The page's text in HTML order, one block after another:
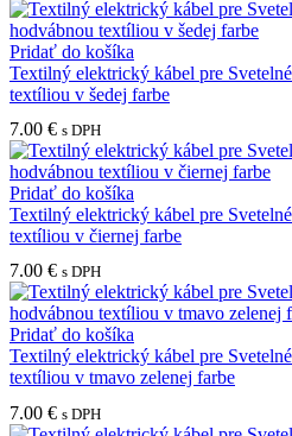
Pridať do košíka
Textilný elektrický kábel pre
textíliou v šedej farbe
7.00 € s DPH
Pridať do košíka
Textilný elektrický kábel pre
textíliou v čiernej farbe
7.00 € s DPH
Pridať do košíka
Textilný elektrický kábel pre
textíliou v tmavo zelenej farbe
7.00 € s DPH